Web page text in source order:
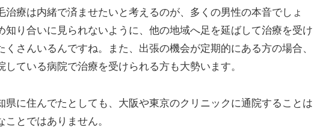
治療は内緒で済ませたいと考えるのが、多くの男性の本音でしょ
知り合いに見られないように、他の地域へ足を延ばして治療を受け
くさんいるんですね。また、出張の機会が定期的にある方の場合、
している病院で治療を受けられる方も大勢います。
県に住んでたとしても、大阪や東京のクリニックに通院することは
ことではありません。